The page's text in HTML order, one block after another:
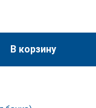
В корзину